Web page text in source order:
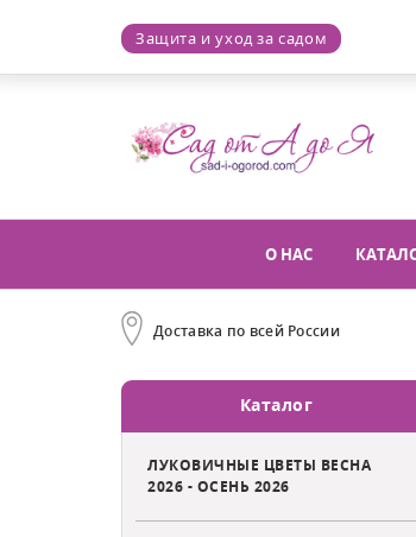
Защита и уход за садом
О НАС
Доставка по всей России
Каталог
ЛУКОВИЧНЫЕ ЦВЕТЫ ВЕСНА
2026 - ОСЕНЬ 2026